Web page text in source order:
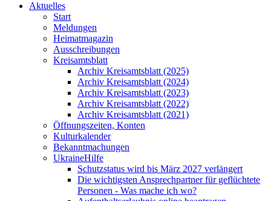
Aktuelles
Start
Meldungen
Heimatmagazin
Ausschreibungen
Kreisamtsblatt
Archiv Kreisamtsblatt (2025)
Archiv Kreisamtsblatt (2024)
Archiv Kreisamtsblatt (2023)
Archiv Kreisamtsblatt (2022)
Archiv Kreisamtsblatt (2021)
Öffnungszeiten, Konten
Kulturkalender
Bekanntmachungen
UkraineHilfe
Schutzstatus wird bis März 2027 verlängert
Die wichtigsten Ansprechpartner für geflüchtete
Personen - Was mache ich wo?